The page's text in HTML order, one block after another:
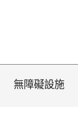
無障礙設施